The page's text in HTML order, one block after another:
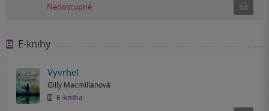
Nedostupné
E-knihy
Vyvrhel
Gilly Macmillanová
E-kniha